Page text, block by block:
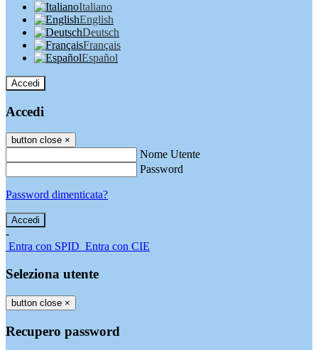
Italiano
English
Deutsch
Français
Español
Accedi
Accedi
button close ×
Nome Utente
Password
Password dimenticata?
-
Entra con SPID Entra con CIE
Seleziona utente
button close ×
Recupero password